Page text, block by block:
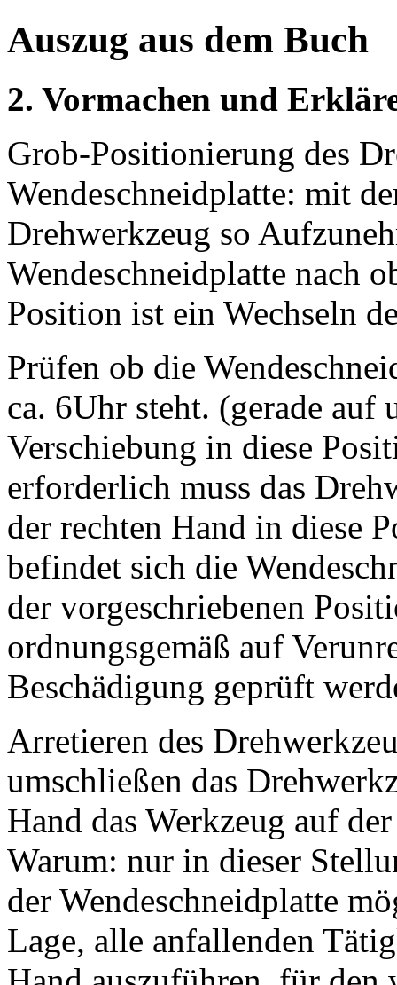
Auszug aus dem Buch
2. Vormachen und
Grob-Positionierung des
Wendeschneidplatte: mit
Drehwerkzeug so
Wendeschneidplatte nach
Position ist ein Wechseln
Prüfen ob die
ca. 6Uhr steht. (gerade
Verschiebung in diese
erforderlich muss das
der rechten Hand in diese
befindet sich die
der vorgeschriebenen
ordnungsgemäß auf
Beschädigung geprüft
Arretieren des
umschließen das
Hand das Werkzeug auf
Warum: nur in dieser
der Wendeschneidplatte
Lage, alle anfallenden